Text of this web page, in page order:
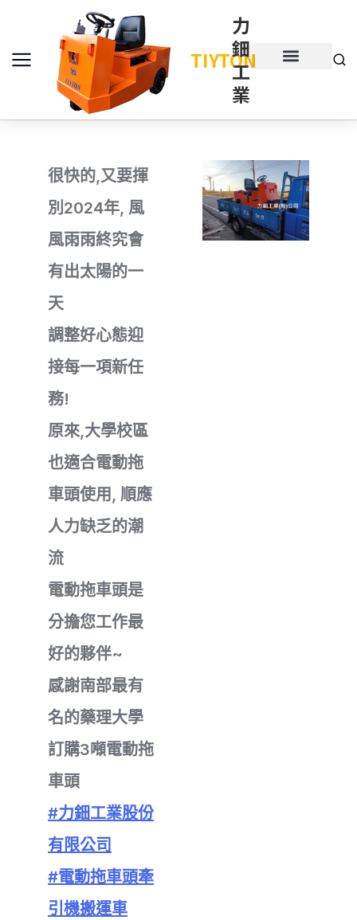
TIYTON
力
鈿
工
業
很快的,又要揮
別2024年, 風
風雨雨終究會
有出太陽的一
天
調整好心態迎
接每一項新任
務!
原來,大學校區
也適合電動拖
車頭使用, 順應
人力缺乏的潮
流
電動拖車頭是
分擔您工作最
好的夥伴~
感謝南部最有
名的藥理大學
訂購3噸電動拖
車頭
#力鈿工業股份
有限公司
#電動拖車頭牽
引機搬運車